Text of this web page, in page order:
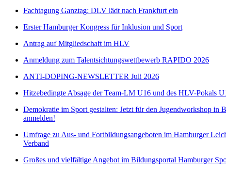
Fachtagung Ganztag: DLV lädt nach Frankfurt ein
Erster Hamburger Kongress für Inklusion und Sport
Antrag auf Mitgliedschaft im HLV
Anmeldung zum Talentsichtungswettbewerb RAPIDO 2026
ANTI-DOPING-NEWSLETTER Juli 2026
Hitzebedingte Absage der Team-LM U16 und des HLV-Pokals
Demokratie im Sport gestalten: Jetzt für den Jugendworkshop in
anmelden!
Umfrage zu Aus- und Fortbildungsangeboten im Hamburger
Verband
Großes und vielfältige Angebot im Bildungsportal Hamburger